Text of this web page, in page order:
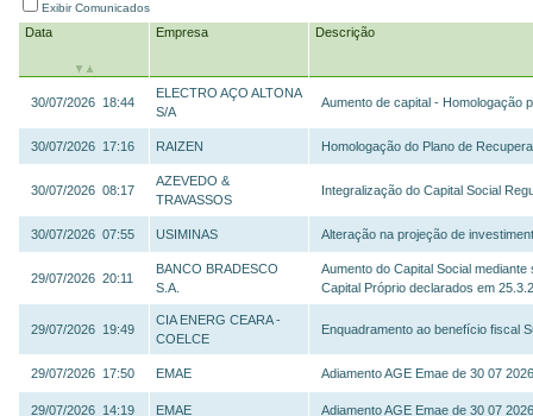
Exibir Comunicados
Data Empresa Descrição
30/07/2026 18:44
ELECTRO AÇO ALTONA
S/A
Aumento de capital - Homologação
30/07/2026 17:16 RAIZEN Homologação do Plano de
30/07/2026 08:17
AZEVEDO &
TRAVASSOS
Integralização do Capital Social
30/07/2026 07:55 USIMINAS Alteração na projeção de
29/07/2026 20:11
BANCO BRADESCO
S.A.
Aumento do Capital Social
Capital Próprio declarados em
29/07/2026 19:49
CIA ENERG CEARA -
COELCE
Enquadramento ao benefício fiscal
29/07/2026 17:50 EMAE Adiamento AGE Emae de 30 07 2026
29/07/2026 14:19 EMAE Adiamento AGE Emae de 30 07 2026